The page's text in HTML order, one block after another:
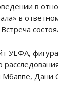
в
в
УЕФА,
Дани